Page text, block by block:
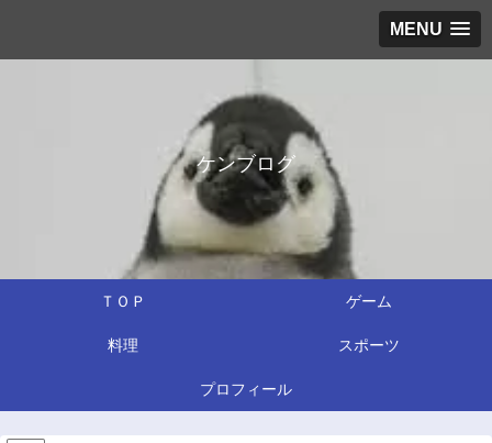
MENU
ケンブログ
ＴＯＰ ゲーム
料理 スポーツ
プロフィール